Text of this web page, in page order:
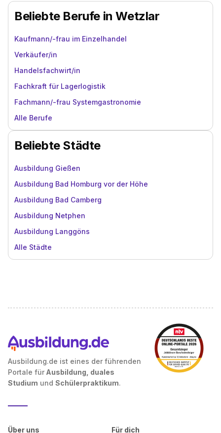
Beliebte Berufe in Wetzlar
Kaufmann/-frau im Einzelhandel
Verkäufer/in
Handelsfachwirt/in
Fachkraft für Lagerlogistik
Fachmann/-frau Systemgastronomie
Alle Berufe
Beliebte Städte
Ausbildung Gießen
Ausbildung Bad Homburg vor der Höhe
Ausbildung Bad Camberg
Ausbildung Netphen
Ausbildung Langgöns
Alle Städte
Ausbildung.de ist eines der führenden
Portale für Ausbildung, duales
Studium und Schülerpraktikum.
Über uns Für dich